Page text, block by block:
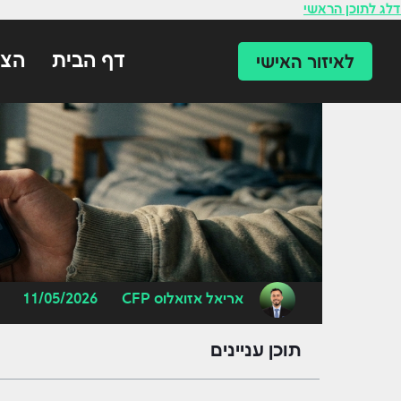
לתוכן
דלג לתוכן הראשי
דף הבית לאיזור האישי
אריאל אזואלוס CFP 11/05/2026
תוכן עניינים